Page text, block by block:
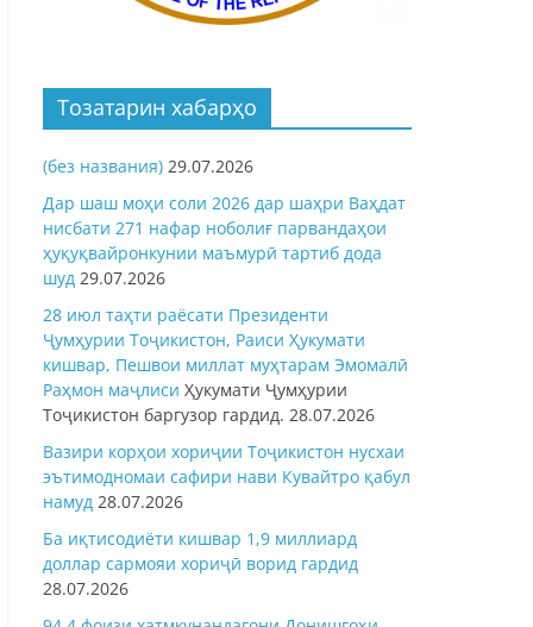
Тозатарин хабарҳо
(без названия) 29.07.2026
Дар шаш моҳи соли 2026 дар шаҳри Ваҳдат
нисбати 271 нафар ноболиғ парвандаҳои
ҳуқуқвайронкунии маъмурӣ тартиб дода
шуд 29.07.2026
28 июл таҳти раёсати Президенти
Ҷумҳурии Тоҷикистон, Раиси Ҳукумати
кишвар, Пешвои миллат муҳтарам Эмомалӣ
Раҳмон маҷлиси Ҳукумати Ҷумҳурии
Тоҷикистон баргузор гардид. 28.07.2026
Вазири корҳои хориҷии Тоҷикистон нусхаи
эътимодномаи сафири нави Кувайтро қабул
намуд 28.07.2026
Ба иқтисодиёти кишвар 1,9 миллиард
доллар сармояи хориҷӣ ворид гардид
28.07.2026